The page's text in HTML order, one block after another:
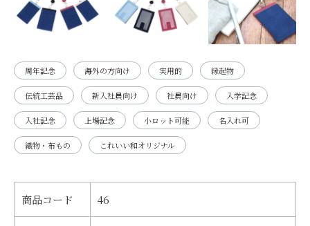
周年記念 海外の方向け 実用的 縁起物
伝統工芸品 新入社員向け 社員向け 入学記念
入社記念 上場記念 小ロット可能 名入れ可
織物・布もの これいい和オリジナル
商品コード 46